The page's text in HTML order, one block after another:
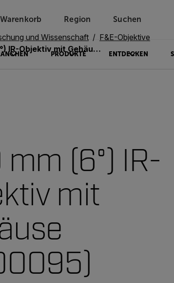
messages
Warenkorb
Warenkorb
Region Suchen
PRODUKTE ENTDECKEN
und Wissenschaft
F&E-Objektive
mit Gehäuse (T300095)
(6°) IR-
mit